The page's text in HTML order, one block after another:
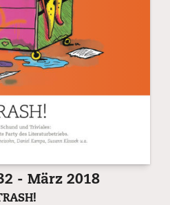
- März 2018